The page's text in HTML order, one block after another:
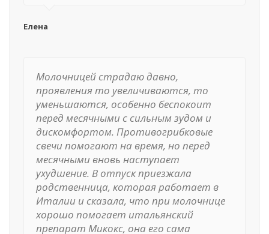
Елена
Молочницей страдаю давно,
проявления то увеличиваются, то
уменьшаются, особенно беспокоит
перед месячными с сильным зудом и
дискомфортом. Противогрибковые
свечи помогают на время, но перед
месячными вновь наступает
ухудшение. В отпуск приезжала
родственница, которая работает в
Италии и сказала, что при молочнице
хорошо помогает итальянский
препарат Микокс, она его сама